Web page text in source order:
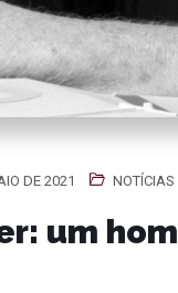
DE 2021 NOTÍCIAS
um